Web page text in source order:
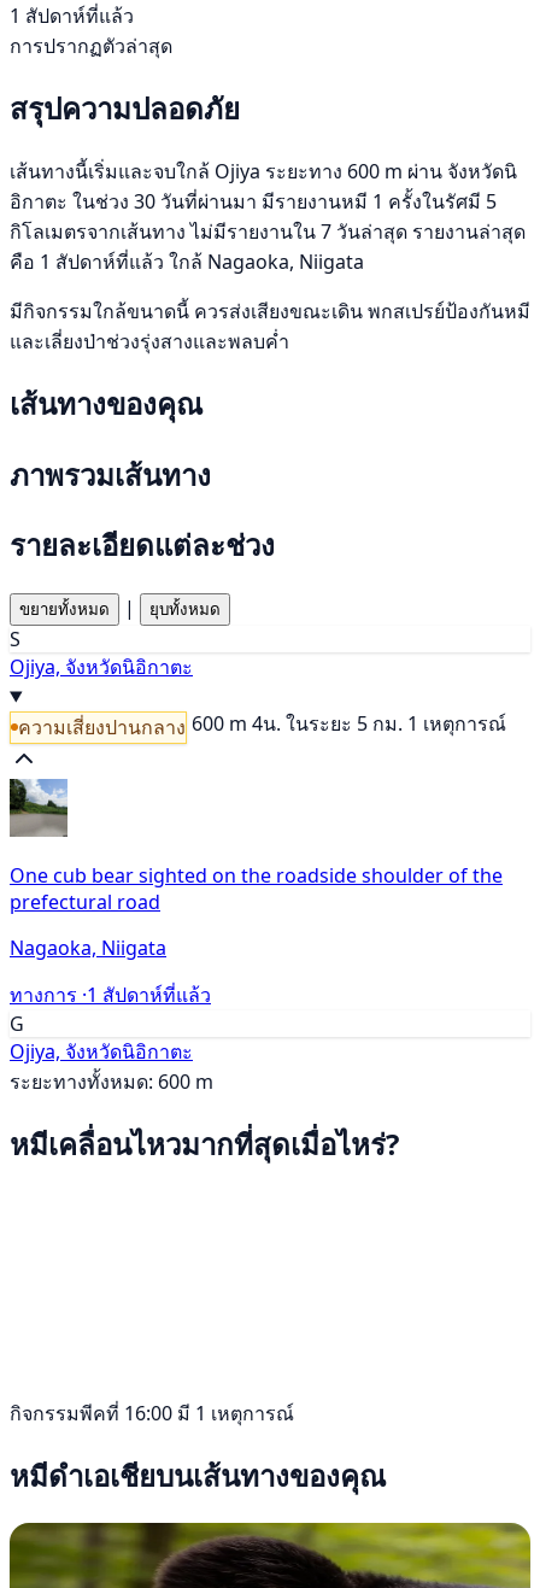
1 สัปดาห์ที่แล้ว
การปรากฏตัวล่าสุด
สรุปความปลอดภัย
เส้นทางนี้เริ่มและจบใกล้ Ojiya ระยะทาง 600 m ผ่าน จังหวัดนิ
อิกาตะ ในช่วง 30 วันที่ผ่านมา มีรายงานหมี 1 ครั้งในรัศมี 5
กิโลเมตรจากเส้นทาง ไม่มีรายงานใน 7 วันล่าสุด รายงานล่าสุด
คือ 1 สัปดาห์ที่แล้ว ใกล้ Nagaoka, Niigata
มีกิจกรรมใกล้ขนาดนี้ ควรส่งเสียงขณะเดิน พกสเปรย์ป้องกันหมี
และเลี่ยงป่าช่วงรุ่งสางและพลบค่ำ
เส้นทางของคุณ
ภาพรวมเส้นทาง
รายละเอียดแต่ละช่วง
ขยายทั้งหมด | ยุบทั้งหมด
S
Ojiya, จังหวัดนิอิกาตะ
ความเสี่ยงปานกลาง 600 m 4น. ในระยะ 5 กม. 1 เหตุการณ์
One cub bear sighted on the roadside shoulder of the
prefectural road
Nagaoka, Niigata
ทางการ ·1 สัปดาห์ที่แล้ว
G
Ojiya, จังหวัดนิอิกาตะ
ระยะทางทั้งหมด: 600 m
หมีเคลื่อนไหวมากที่สุดเมื่อไหร่?
กิจกรรมพีคที่ 16:00 มี 1 เหตุการณ์
หมีดำเอเชียบนเส้นทางของคุณ